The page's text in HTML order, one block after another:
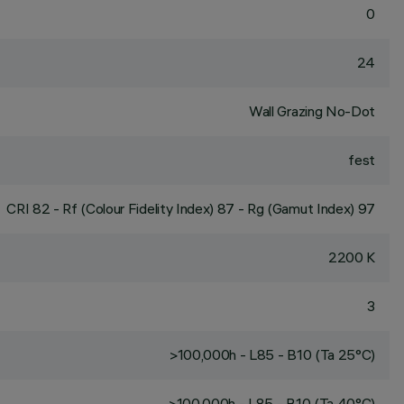
0
24
Wall Grazing No-Dot
fest
CRI 82 - Rf (Colour Fidelity Index) 87 - Rg (Gamut Index) 97
2200 K
3
>100,000h - L85 - B10 (Ta 25°C)